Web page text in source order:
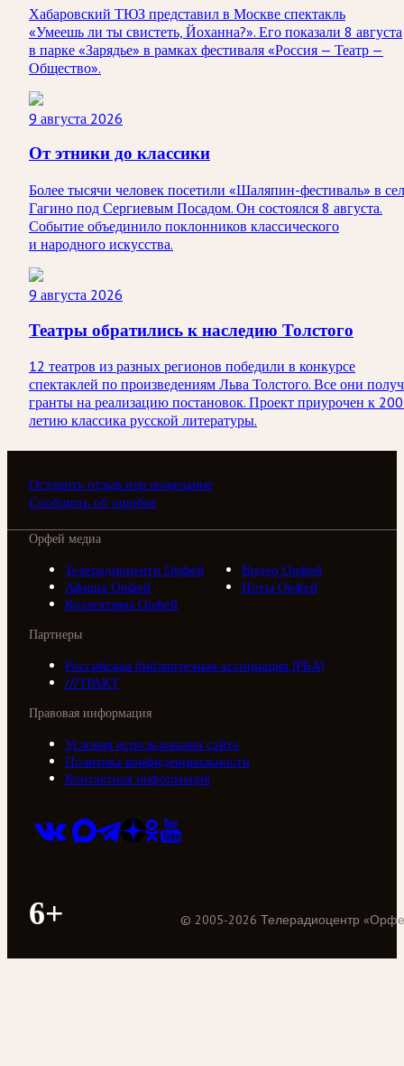
Хабаровский ТЮЗ представил в Москве спектакль
«Умеешь ли ты свистеть, Йоханна?». Его показали 8 августа
в парке «Зарядье» в рамках фестиваля «Россия — Театр —
Общество».
9 августа 2026
От этники до классики
Более тысячи человек посетили «Шаляпин-фестиваль» в
Гагино под Сергиевым Посадом. Он состоялся 8 августа.
Событие объединило поклонников классического
и народного искусства.
9 августа 2026
Театры обратились к наследию Толстого
12 театров из разных регионов победили в конкурсе
спектаклей по произведениям Льва Толстого. Все они
гранты на реализацию постановок. Проект приурочен к
летию классика русской литературы.
Оставить отзыв или пожелание
Сообщить об ошибке
Орфей медиа
Телерадиоцентр Орфей
Видео Орфей
Афиша Орфей
Ноты Орфей
Коллективы Орфей
Партнеры
Российская библиотечная ассоциация (РБА)
///ТРАКТ
Правовая информация
Условия использования сайта
Политика конфиденциальности
Контактная информация
6+ © 2005-2026 Телерадиоцентр